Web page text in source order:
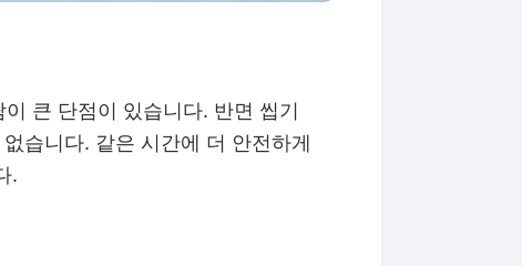
큰 단점이 있습니다. 반면 씹기
습니다. 같은 시간에 더 안전하게
.